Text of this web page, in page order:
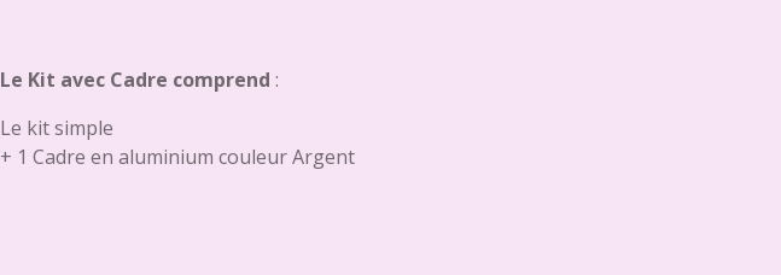
Le Kit avec Cadre comprend :
Le kit simple
+ 1 Cadre en aluminium couleur Argent